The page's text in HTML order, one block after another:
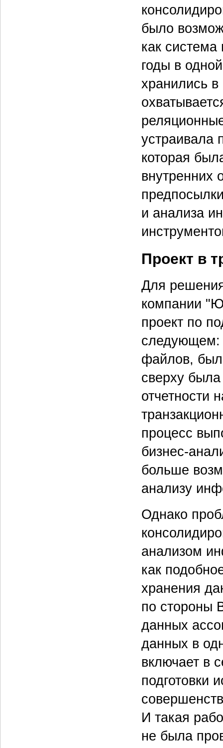
было
как
годы в
хранились
устраивала
которая
внутренних
и анализа
Проект в
Для
компании
проект по
следующем:
файлов,
сверху
отчетности
процесс
бизнес-
больше
анализу
Однако
анализом
как
хранения
по стороны
данных
данных в
включает в
подготовки
И такая
не была